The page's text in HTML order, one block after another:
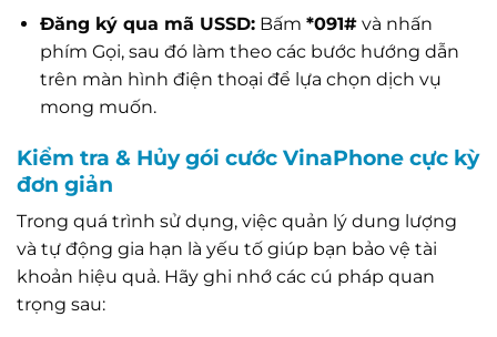
Đăng ký qua mã USSD:Bấm *091#và nhấn
phím Gọi, sau đó làm theo các bước hướng dẫn
trên màn hình điện thoại để lựa chọn dịch vụ
mong muốn.
Kiểm tra & Hủy gói cước VinaPhone cực kỳ
đơn giản
Trong quá trình sử dụng, việc quản lý dung lượng
và tự động gia hạn là yếu tố giúp bạn bảo vệ tài
khoản hiệu quả. Hãy ghi nhớ các cú pháp quan
trọng sau: